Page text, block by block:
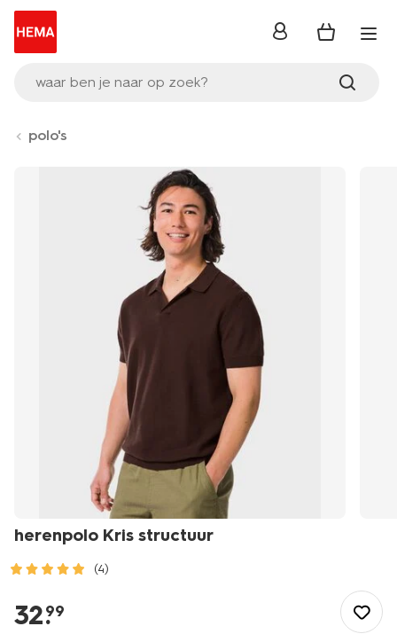
waar ben je naar op zoek?
inloggen
polo's
herenpolo Kris structuur
(4)
kris-
structuur-
32.
99